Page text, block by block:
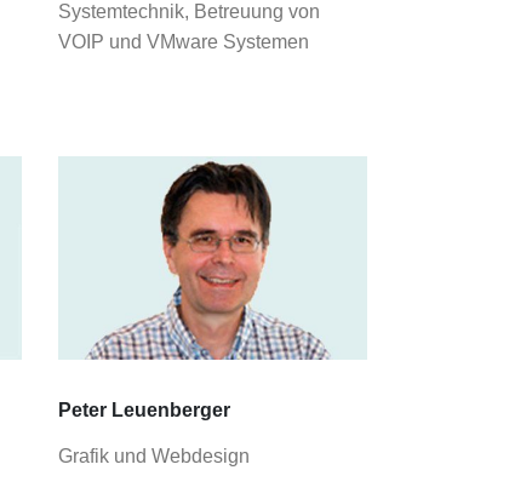
Systemtechnik, Betreuung von
VOIP und VMware Systemen
Peter Leuenberger
Grafik und Webdesign